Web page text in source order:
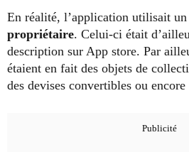
En réalité, l’application utilisait un
propriétaire. Celui-ci était
description sur App store. Par
étaient en fait des objets de
des devises convertibles ou